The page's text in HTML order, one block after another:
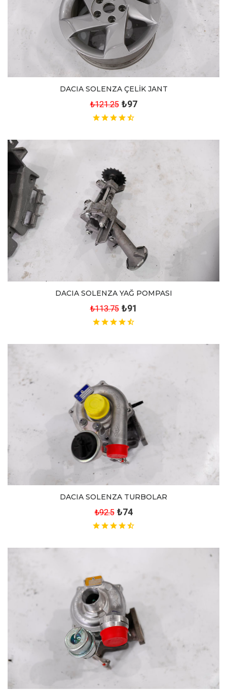
DACIA SOLENZA ÇELİK JANT
₺121.25 ₺97
DACIA SOLENZA YAĞ POMPASI
₺113.75 ₺91
DACIA SOLENZA TURBOLAR
₺92.5 ₺74